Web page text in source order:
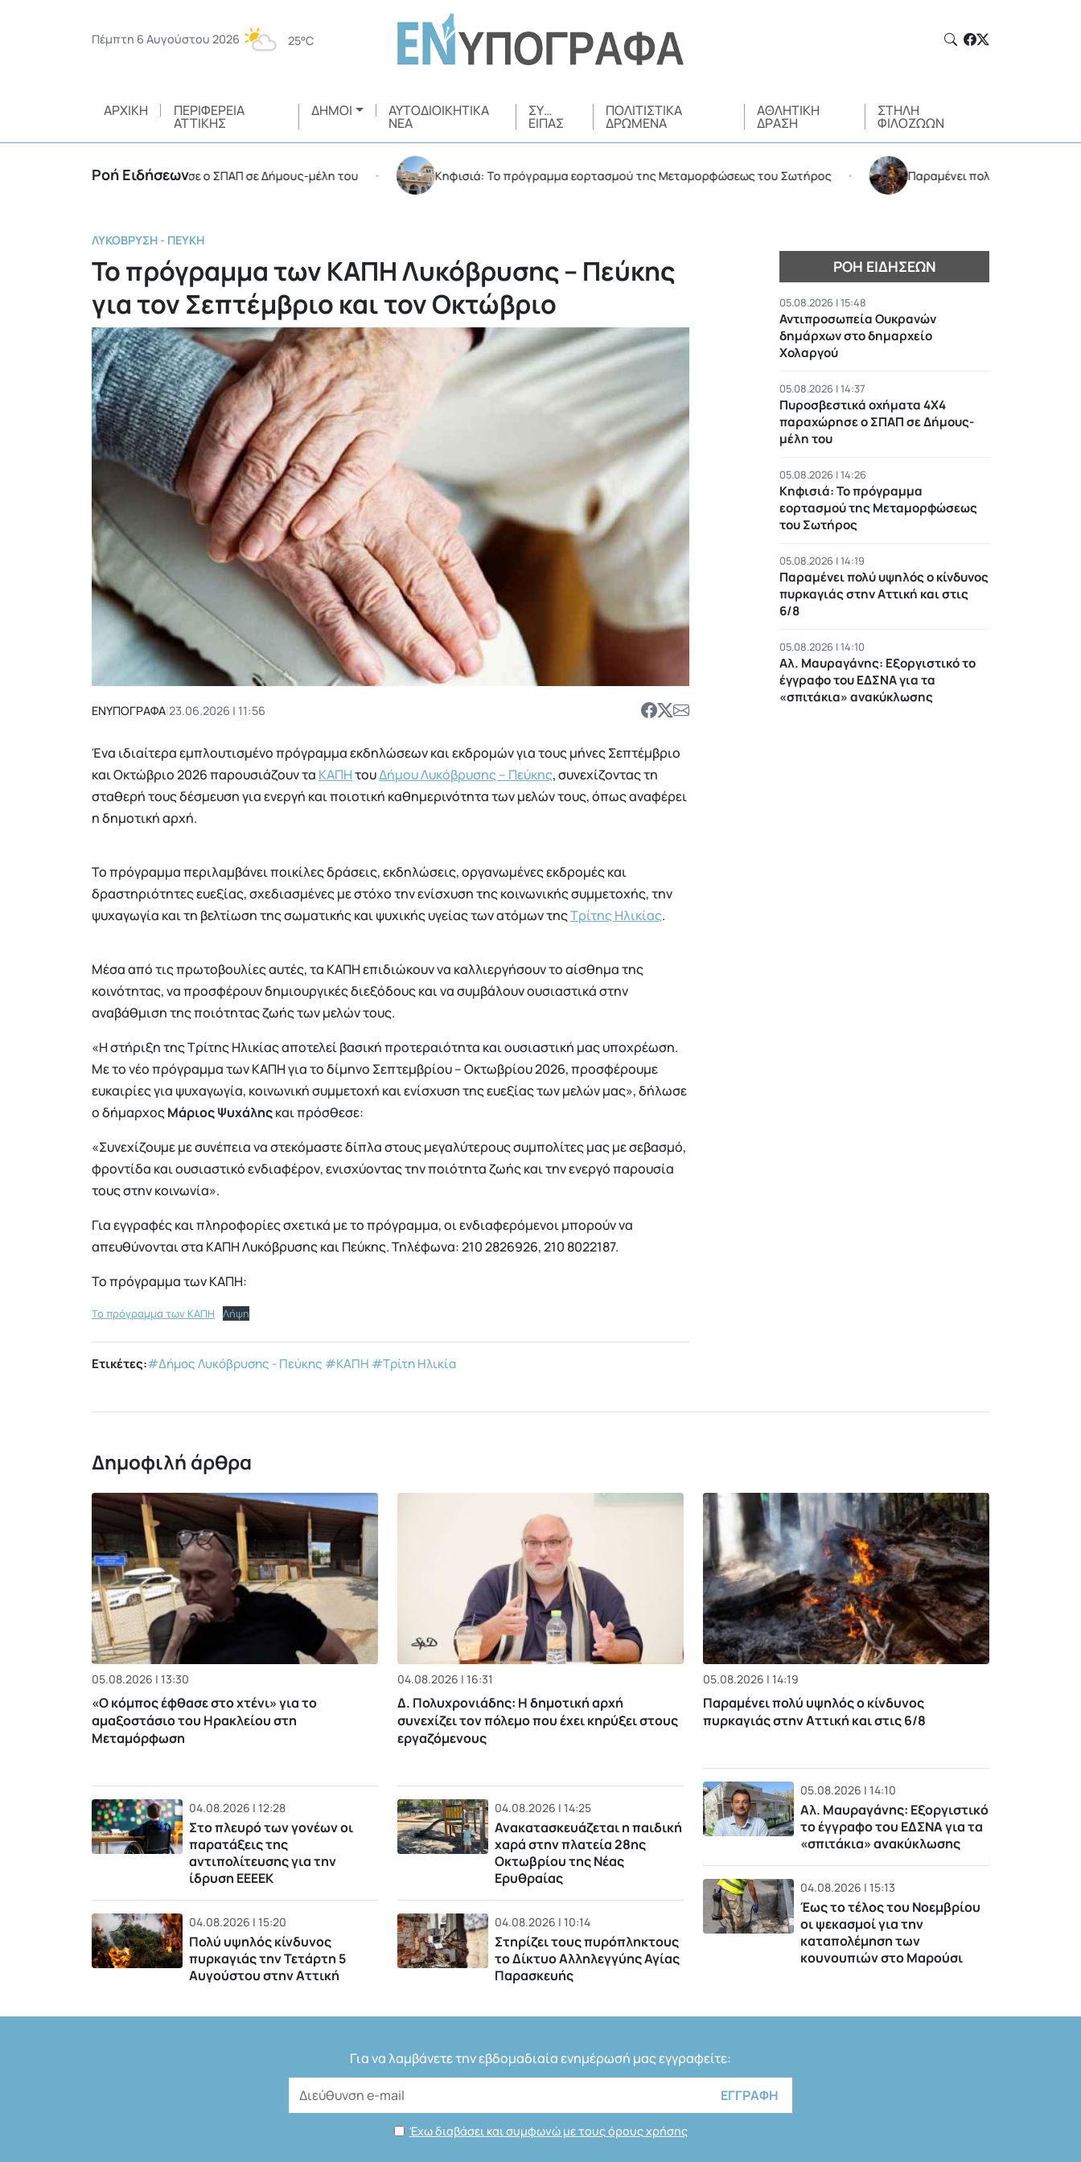
Πέμπτη 6 Αυγούστου 2026 25°C
ΑΡΧΙΚΉ ΠΕΡΙΦΈΡΕΙΑ
ΑΤΤΙΚΉΣ
ΔΉΜΟΙ ΑΥΤΟΔΙΟΙΚΗΤΙΚΆ
ΝΈΑ
ΣΥ…
ΕΊΠΑΣ
ΠΟΛΙΤΙΣΤΙΚΆ
ΔΡΏΜΕΝΑ
ΑΘΛΗΤΙΚΉ
ΔΡΆΣΗ
ΣΤΉΛΗ
ΦΙΛΌΖΩΩΝ
Ροή Ειδήσεων
οχήματα 4Χ4 παραχώρησε ο ΣΠΑΠ σε Δήμους-μέλη του • Κηφισιά: Το πρόγραμμα εορτασμού της Μεταμορφώσεως του Σωτήρος • Παραμένει πολύ υψηλός ο κίνδυνος
ΛΥΚΌΒΡΥΣΗ - ΠΕΎΚΗ
Το πρόγραμμα των ΚΑΠΗ Λυκόβρυσης – Πεύκης
για τον Σεπτέμβριο και τον Οκτώβριο
ΕΝΥΠΟΓΡΑΦΑ|23.06.2026 | 11:56
Ένα ιδιαίτερα εμπλουτισμένο πρόγραμμα εκδηλώσεων και εκδρομών για τους μήνες Σεπτέμβριο
και Οκτώβριο 2026 παρουσιάζουν τα ΚΑΠΗτουΔήμου Λυκόβρυσης – Πεύκης, συνεχίζοντας τη
σταθερή τους δέσμευση για ενεργή και ποιοτική καθημερινότητα των μελών τους, όπως αναφέρει
η δημοτική αρχή.
Το πρόγραμμα περιλαμβάνει ποικίλες δράσεις, εκδηλώσεις, οργανωμένες εκδρομές και
δραστηριότητες ευεξίας, σχεδιασμένες με στόχο την ενίσχυση της κοινωνικής συμμετοχής, την
ψυχαγωγία και τη βελτίωση της σωματικής και ψυχικής υγείας των ατόμων τηςΤρίτης Ηλικίας.
Μέσα από τις πρωτοβουλίες αυτές, τα ΚΑΠΗ επιδιώκουν να καλλιεργήσουν το αίσθημα της
κοινότητας, να προσφέρουν δημιουργικές διεξόδους και να συμβάλουν ουσιαστικά στην
αναβάθμιση της ποιότητας ζωής των μελών τους.
«Η στήριξη της Τρίτης Ηλικίας αποτελεί βασική προτεραιότητα και ουσιαστική μας υποχρέωση.
Με το νέο πρόγραμμα των ΚΑΠΗ για το δίμηνο Σεπτεμβρίου – Οκτωβρίου 2026, προσφέρουμε
ευκαιρίες για ψυχαγωγία, κοινωνική συμμετοχή και ενίσχυση της ευεξίας των μελών μας», δήλωσε
ο δήμαρχοςΜάριος Ψυχάληςκαι πρόσθεσε:
«Συνεχίζουμε με συνέπεια να στεκόμαστε δίπλα στους μεγαλύτερους συμπολίτες μας με σεβασμό,
φροντίδα και ουσιαστικό ενδιαφέρον, ενισχύοντας την ποιότητα ζωής και την ενεργό παρουσία
τους στην κοινωνία».
Για εγγραφές και πληροφορίες σχετικά με το πρόγραμμα, οι ενδιαφερόμενοι μπορούν να
απευθύνονται στα ΚΑΠΗ Λυκόβρυσης και Πεύκης. Τηλέφωνα: 210 2826926, 210 8022187.
Το πρόγραμμα των ΚΑΠΗ:
Το πρόγραμμα των ΚΑΠΗ Λήψη
Ετικέτες:#Δήμος Λυκόβρυσης - Πεύκης #ΚΑΠΗ #Τρίτη Ηλικία
ΡΟΉ ΕΙΔΉΣΕΩΝ
05.08.2026 | 15:48
Αντιπροσωπεία Ουκρανών
δημάρχων στο δημαρχείο
Χολαργού
05.08.2026 | 14:37
Πυροσβεστικά οχήματα 4Χ4
παραχώρησε ο ΣΠΑΠ σε Δήμους-
μέλη του
05.08.2026 | 14:26
Κηφισιά: Το πρόγραμμα
εορτασμού της Μεταμορφώσεως
του Σωτήρος
05.08.2026 | 14:19
Παραμένει πολύ υψηλός ο κίνδυνος
πυρκαγιάς στην Αττική και στις
6/8
05.08.2026 | 14:10
Αλ. Μαυραγάνης: Εξοργιστικό το
έγγραφο του ΕΔΣΝΑ για τα
«σπιτάκια» ανακύκλωσης
Δημοφιλή άρθρα
05.08.2026 | 13:30
«Ο κόμπος έφθασε στο χτένι» για το
αμαξοστάσιο του Ηρακλείου στη
Μεταμόρφωση
04.08.2026 | 12:28
Στο πλευρό των γονέων οι
παρατάξεις της
αντιπολίτευσης για την
ίδρυση ΕΕΕΕΚ
04.08.2026 | 15:20
Πολύ υψηλός κίνδυνος
πυρκαγιάς την Τετάρτη 5
Αυγούστου στην Αττική
04.08.2026 | 16:31
Δ. Πολυχρονιάδης: Η δημοτική αρχή
συνεχίζει τον πόλεμο που έχει κηρύξει στους
εργαζόμενους
04.08.2026 | 14:25
Ανακατασκευάζεται η παιδική
χαρά στην πλατεία 28ης
Οκτωβρίου της Νέας
Ερυθραίας
04.08.2026 | 10:14
Στηρίζει τους πυρόπληκτους
το Δίκτυο Αλληλεγγύης Αγίας
Παρασκευής
05.08.2026 | 14:19
Παραμένει πολύ υψηλός ο κίνδυνος
πυρκαγιάς στην Αττική και στις 6/8
05.08.2026 | 14:10
Αλ. Μαυραγάνης: Εξοργιστικό
το έγγραφο του ΕΔΣΝΑ για τα
«σπιτάκια» ανακύκλωσης
04.08.2026 | 15:13
Έως το τέλος του Νοεμβρίου
οι ψεκασμοί για την
καταπολέμηση των
κουνουπιών στο Μαρούσι
Για να λαμβάνετε την εβδομαδιαία ενημέρωσή μας εγγραφείτε:
Έχω διαβάσει και συμφωνώ με τους όρους χρήσης